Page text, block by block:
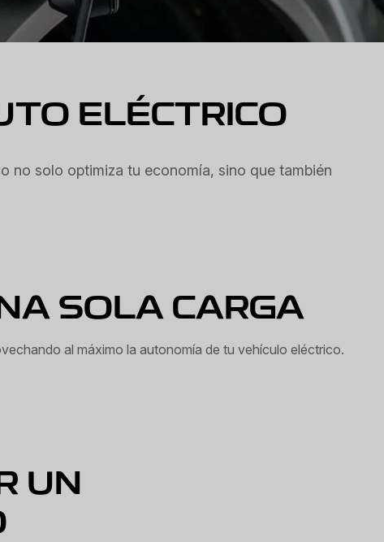
ELÉCTRICO
no solo optimiza tu economía, sino que también
SOLA CARGA
al máximo la autonomía de tu vehículo eléctrico.
UN